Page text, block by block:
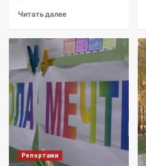
Читать далее
Репортажи